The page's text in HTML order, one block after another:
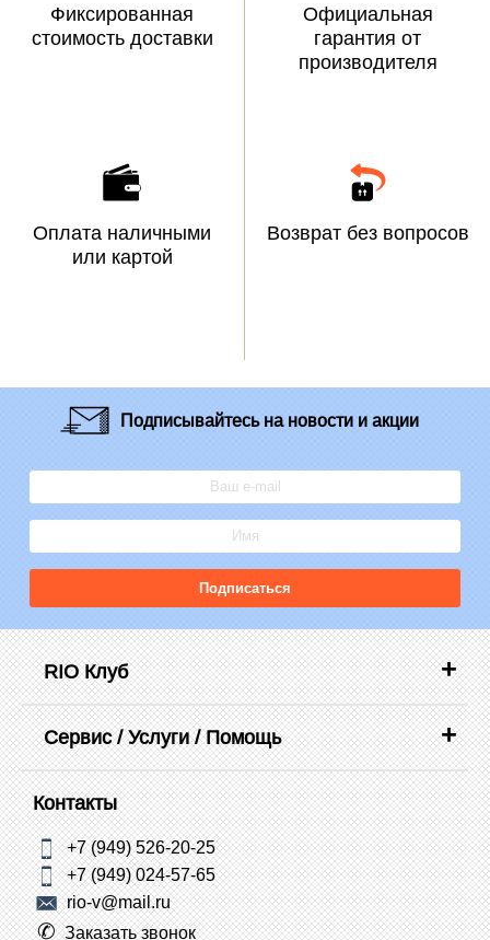
Фиксированная
стоимость доставки
Официальная
гарантия от
производителя
Оплата наличными
или картой
Возврат без вопросов
Подписывайтесьна новости и акции
Подписаться
RIO Клуб
Сервис / Услуги / Помощь
Контакты
+7 (949) 526-20-25
+7 (949) 024-57-65
rio-v@mail.ru
Заказать звонок